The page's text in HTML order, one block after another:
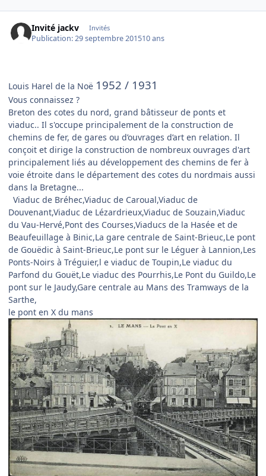
Invité jackv Invités
Publication:29 septembre 201510 ans
Louis Harel de la Noë 1952 / 1931
Vous connaissez ?
Breton des cotes du nord, grand bâtisseur de ponts et
viaduc.. Il s'occupe principalement de la construction de
chemins de fer, de gares ou d’ouvrages d’art en relation. Il
conçoit et dirige la construction de nombreux ouvrages d'art
principalement liés au développement des chemins de fer à
voie étroite dans le département des cotes du nordmais aussi
dans la Bretagne...
Viaduc de Bréhec,Viaduc de Caroual,Viaduc de
Douvenant,Viaduc de Lézardrieux,Viaduc de Souzain,Viaduc
du Vau-Hervé,Pont des Courses,Viaducs de la Hasée et de
Beaufeuillage à Binic,La gare centrale de Saint-Brieuc,Le pont
de Gouëdic à Saint-Brieuc,Le pont sur le Léguer à Lannion,Les
Ponts-Noirs à Tréguier,l e viaduc de Toupin,Le viaduc du
Parfond du Gouët,Le viaduc des Pourrhis,Le Pont du Guildo,Le
pont sur le Jaudy,Gare centrale au Mans des Tramways de la
Sarthe,
le pont en X du mans